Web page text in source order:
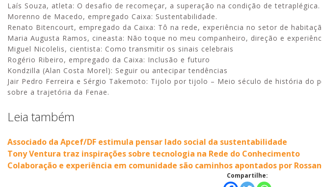
Laís Souza, atleta: O desafio de recomeçar, a superação na condição de tetraplégica.
Morenno de Macedo, empregado Caixa: Sustentabilidade.
Renato Bitencourt, empregado da Caixa: Tô na rede, experiência no setor de
Maria Augusta Ramos, cineasta: Não toque no meu companheiro, direção e
Miguel Nicolelis, cientista: Como transmitir os sinais celebrais
Rogério Ribeiro, empregado da Caixa: Inclusão e futuro
Kondzilla (Alan Costa Morel): Seguir ou antecipar tendências
Jair Pedro Ferreira e Sérgio Takemoto: Tijolo por tijolo – Meio século de história do
sobre a trajetória da Fenae.
Leia também
Associado da Apcef/DF estimula pensar lado social da sustentabilidade
Tony Ventura traz inspirações sobre tecnologia na Rede do Conhecimento
Colaboração e experiência em comunidade são caminhos apontados por
Compartilhe: